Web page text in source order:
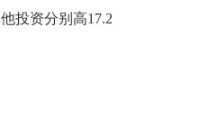
投资分别高17.2